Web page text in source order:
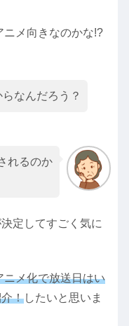
ニメ向きなのかな!?
なんだろう？
れるのか
定してすごく気に
ニメ化で放送日はい
！したいと思いま